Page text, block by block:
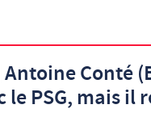
Conté
PSG, mais il